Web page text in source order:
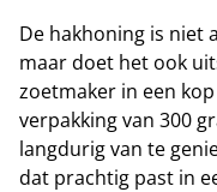
De hakhoning is niet
maar doet het ook
zoetmaker in een
verpakking van 300
langdurig van te
dat prachtig past in